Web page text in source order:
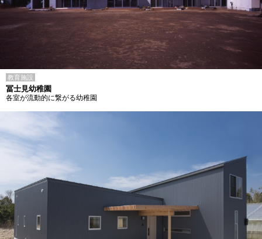
教育施設
冨士見幼稚園
各室が流動的に繋がる幼稚園